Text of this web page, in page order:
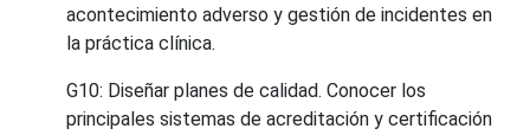
acontecimiento adverso y gestión de incidentes en
la práctica clínica.
G10: Diseñar planes de calidad. Conocer los
principales sistemas de acreditación y certificación